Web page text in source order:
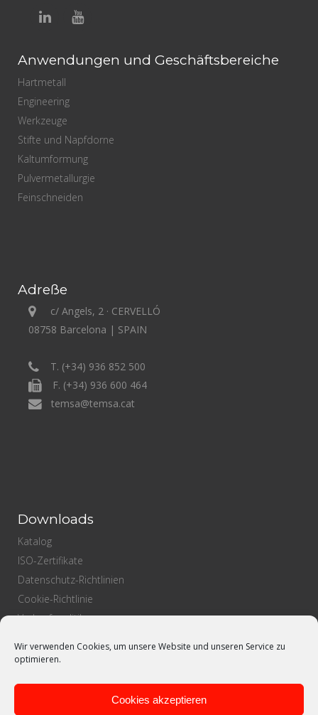
Wir verwenden Cookies, um unsere Website und unseren Service zu
optimieren.
Cookies akzeptieren
Anwendungen und Geschäftsbereiche
Hartmetall
Engineering
Werkzeuge
Stifte und Napfdorne
Kaltumformung
Pulvermetallurgie
Feinschneiden
Adreße
c/ Angels, 2 · CERVELLÓ
08758 Barcelona | SPAIN
T. (+34) 936 852 500
F. (+34) 936 600 464
temsa@temsa.cat
Downloads
Katalog
ISO-Zertifikate
Datenschutz-Richtlinien
Cookie-Richtlinie
Verkaufspolitik
Qualitätspolitik